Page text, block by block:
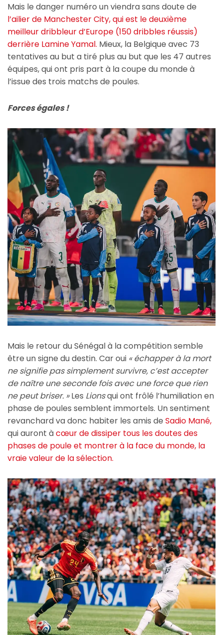
Mais le danger numéro un viendra sans doute de
l’ailier de Manchester City, qui est le deuxième
meilleur dribbleur d’Europe (150 dribbles réussis)
derrière Lamine Yamal. Mieux, la Belgique avec 73
tentatives au but a tiré plus au but que les 47 autres
équipes, qui ont pris part à la coupe du monde à
l’issue des trois matchs de poules.
Forces égales !
Mais le retour du Sénégal à la compétition semble
être un signe du destin. Car oui « échapper à la mort
ne signifie pas simplement survivre, c’est accepter
de naître une seconde fois avec une force que rien
ne peut briser. »Les Lionsqui ont frôlé l’humiliation en
phase de poules semblent immortels. Un sentiment
revanchard va donc habiter les amis de Sadio Mané,
qui auront àcœur de dissiper tous les doutes des
phases de poule et montrer à la face du monde, la
vraie valeur de la sélection.